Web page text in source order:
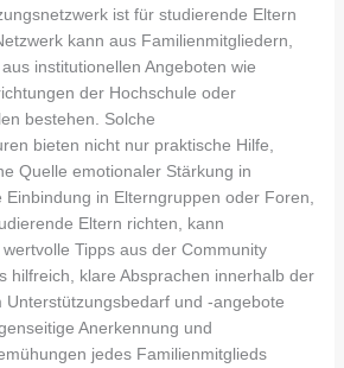
ist für studierende Eltern
kann aus Familienmitgliedern,
institutionellen Angeboten wie
der Hochschule oder
bestehen. Solche
bieten nicht nur praktische Hilfe,
Quelle emotionaler Stärkung in
in Elterngruppen oder Foren,
Eltern richten, kann
Tipps aus der Community
hilfreich, klare Absprachen innerhalb der
Unterstützungsbedarf und -angebote
Anerkennung und
jedes Familienmitglieds